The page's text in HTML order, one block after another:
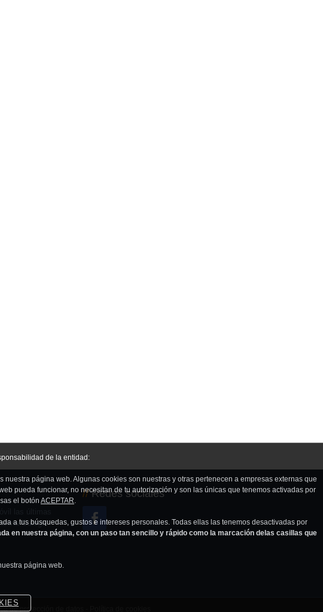
Galega.
// Redes sociales
de protección de datos
de la entidad:
página web. Algunas cookies son nuestras y otras pertenecen a empresas externas que
pueda funcionar, no necesitan de tu autorización y son las únicas que tenemos activadas por
el botón ACEPTAR.
a tus búsquedas, gustos e intereses personales. Todas ellas las tenemos desactivadas por
en nuestra página, con un paso tan sencillo y rápido como la marcación delas casillas que
página web.